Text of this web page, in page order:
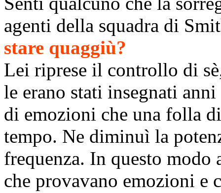
agenti della squadra di
stare quaggiù?
Lei riprese il controllo di
le erano stati insegnati
di emozioni che una folla
tempo. Ne diminuì la
frequenza. In questo modo
che provavano emozioni e